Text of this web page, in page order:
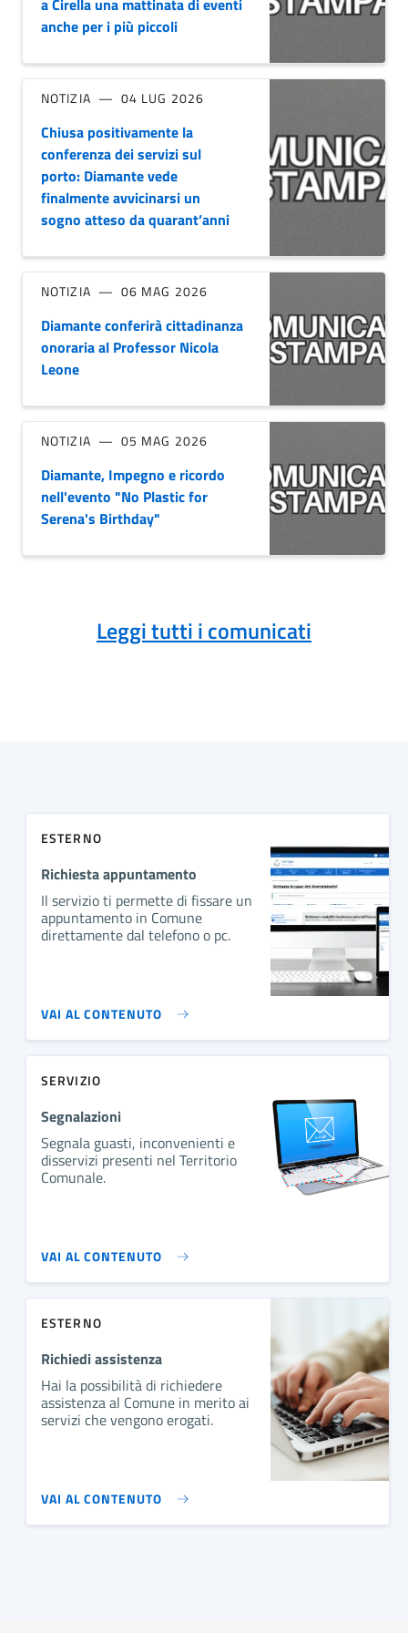
a Cirella una mattinata di eventi
anche per i più piccoli
NOTIZIA 04 LUG 2026
Chiusa positivamente la
conferenza dei servizi sul
porto: Diamante vede
finalmente avvicinarsi un
sogno atteso da quarant’anni
NOTIZIA 06 MAG 2026
Diamante conferirà cittadinanza
onoraria al Professor Nicola
Leone
NOTIZIA 05 MAG 2026
Diamante, Impegno e ricordo
nell'evento "No Plastic for
Serena's Birthday"
Leggi tutti i comunicati
ESTERNO
Richiesta appuntamento
Il servizio ti permette di fissare un
appuntamento in Comune
direttamente dal telefono o pc.
VAI AL CONTENUTO
SERVIZIO
Segnalazioni
Segnala guasti, inconvenienti e
disservizi presenti nel Territorio
Comunale.
VAI AL CONTENUTO
ESTERNO
Richiedi assistenza
Hai la possibilità di richiedere
assistenza al Comune in merito ai
servizi che vengono erogati.
VAI AL CONTENUTO